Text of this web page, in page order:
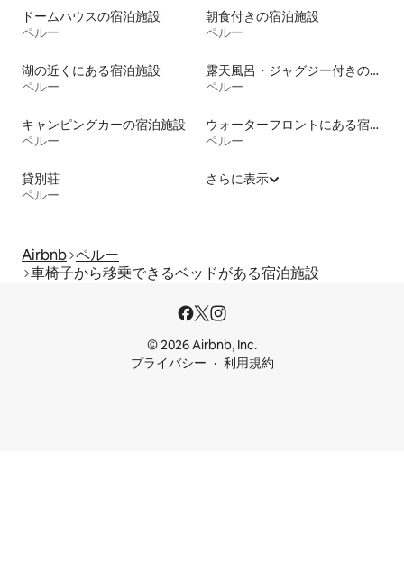
ドームハウスの宿泊施設
ペルー
朝食付きの宿泊施設
ペルー
湖の近くにある宿泊施設
ペルー
露天風呂・ジャグジー付きの宿泊施設
ペルー
キャンピングカーの宿泊施設
ペルー
ウォーターフロントにある宿泊施設
ペルー
貸別荘
ペルー
さらに表示
Airbnb ペルー
車椅子から移乗できるベッドがある宿泊施設
© 2026 Airbnb, Inc.
プライバシー
利用規約